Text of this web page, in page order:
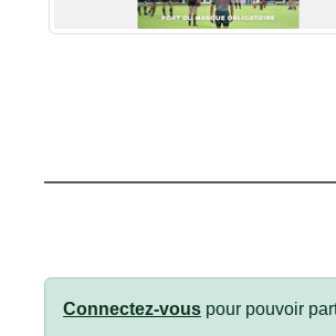
Connectez-vous pour pouvoir